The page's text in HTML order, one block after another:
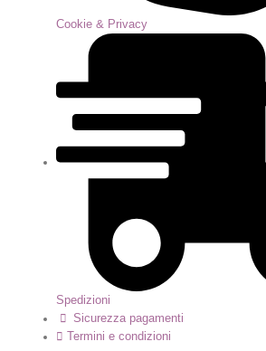
Cookie & Privacy
Spedizioni
Sicurezza pagamenti
Termini e condizioni